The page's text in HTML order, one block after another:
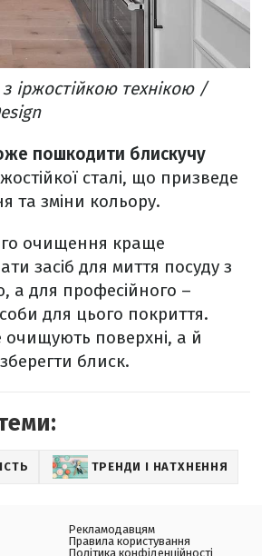
з іржостійкою технікою /
пошкодити блискучу
сталі, що призведе
та зміни кольору.
очищення краще
засіб для миття посуду з
а для професійного –
для цього покриття.
поверхні, а й
блиск.
ТРЕНДИ І НАТХНЕННЯ
Рекламодавцям
Правила користування
Політика конфіденційності